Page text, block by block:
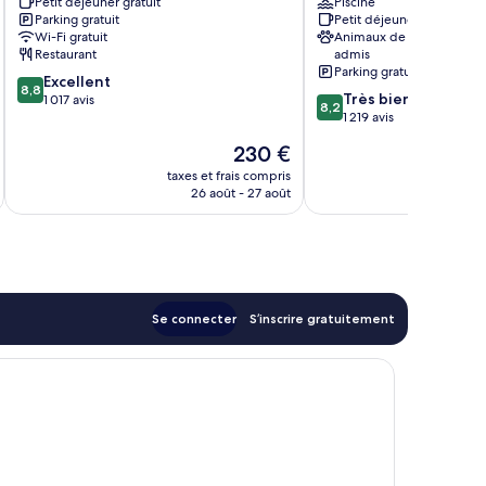
West
Yellowstone
Parking gratuit
Wi-Fi gratuit
Restaurant
8.8
sur
8,8 Excellent
1 017 avis
Le
nouveau
prix
230 €
taxes et frais compris
26 août - 27 août
Yellowstone
Petit déjeuner gratuit
Animaux de compagnie
admis
Parking gratuit
8.2
sur
8,2 Très bien
1 219 avis
Se connecter S’inscrire gratuitement